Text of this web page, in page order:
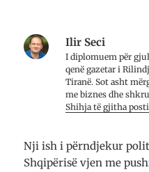
Ilir Seci
I diplomuem për
qenë gazetar i
Tiranë. Sot asht
me biznes dhe
Shihja të gjitha
Nji ish i përndjekur
Shqipërisë vjen me